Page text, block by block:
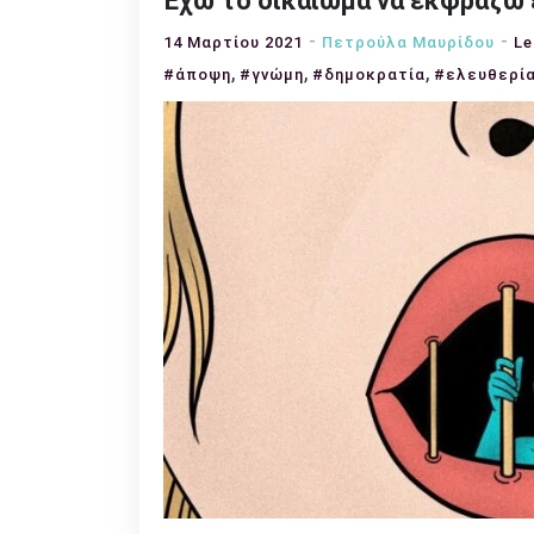
14 Μαρτίου 2021 Πετρούλα Μαυρίδου
#άποψη, #γνώμη, #δημοκρατία, #ελευθερία